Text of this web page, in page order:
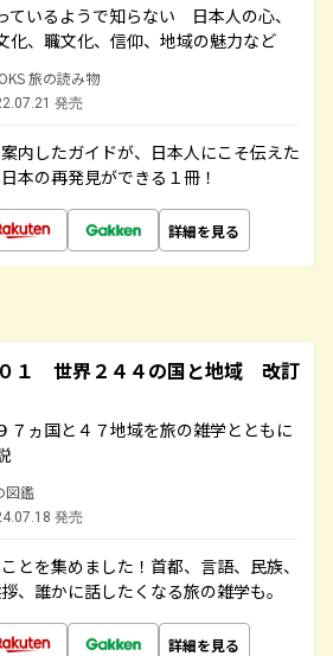
ているようで知らない 日本人の心、
化、職文化、信仰、地域の魅力など
旅の読み物
発売
内したガイドが、日本人にこそ伝えた
本の再発見ができる１冊！
詳細を見る
１ 世界２４４の国と地域 改訂
７ヵ国と４７地域を旅の雑学とともに
図鑑
発売
とを集めました！首都、言語、民族、
、誰かに話したくなる旅の雑学も。
詳細を見る